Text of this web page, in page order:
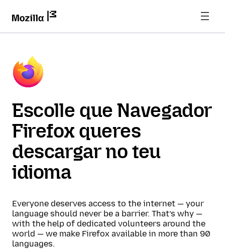
Escolle que Navegador
Firefox queres
descargar no teu
idioma
Everyone deserves access to the internet — your
language should never be a barrier. That’s why —
with the help of dedicated volunteers around the
world — we make Firefox available in more than 90
languages.